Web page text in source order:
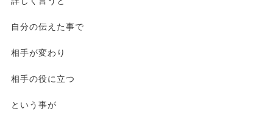
自分の伝えた事で
相手が変わり
相手の役に立つ
という事が